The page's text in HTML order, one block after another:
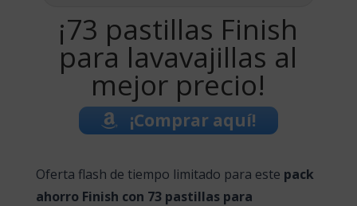
¡73 pastillas Finish
para lavavajillas al
mejor precio!
¡Comprar aquí!
Oferta flash de tiempo limitado para este pack
ahorro Finish con 73 pastillas para